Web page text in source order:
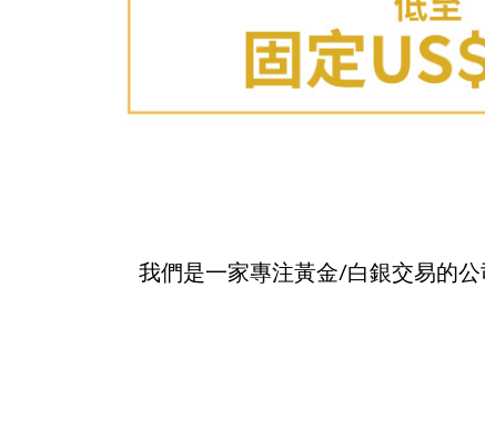
我們是一家專注黃金/白銀交易的